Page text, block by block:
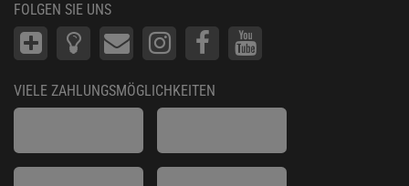
FOLGEN SIE UNS
VIELE ZAHLUNGSMÖGLICHKEITEN